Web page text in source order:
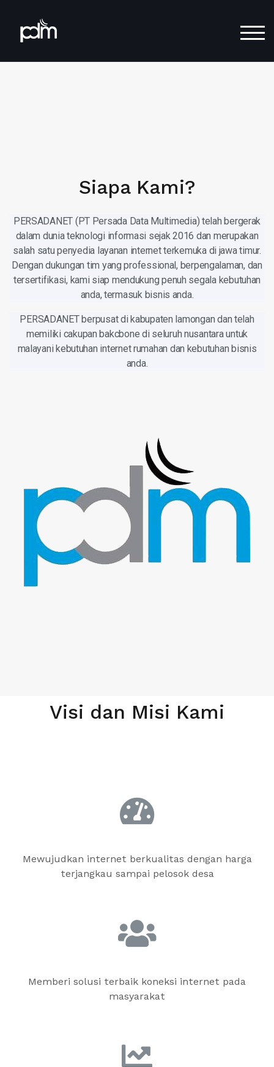
Siapa Kami?
PERSADANET (PT Persada Data Multimedia) telah bergerak
dalam dunia teknologi informasi sejak 2016 dan merupakan
salah satu penyedia layanan internet terkemuka di jawa timur.
Dengan dukungan tim yang professional, berpengalaman, dan
tersertifikasi, kami siap mendukung penuh segala kebutuhan
anda, termasuk bisnis anda.
PERSADANETberpusat di kabupaten lamongan dan telah
memiliki cakupan bakcbone di seluruh nusantara untuk
malayani kebutuhan internet rumahan dan kebutuhan bisnis
anda.
Visi dan Misi Kami
Mewujudkan internet berkualitas dengan harga
terjangkau sampai pelosok desa
Memberi solusi terbaik koneksi internet pada
masyarakat